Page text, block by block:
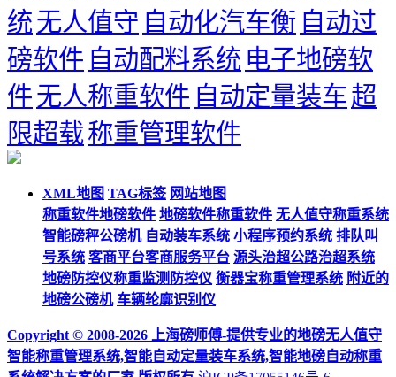
统无人值守 自动化汽车衡 自动过
磅软件 自动配料系统 电子地磅软
件无人称重软件 自动定量装车超
限超载称重管理软件
XML地图 TAG标签 网站地图
称重软件地磅软件 地磅软件称重软件 无人值守称重系统
智能磅秤公磅机 自动装车系统 小程序预约系统 排队叫
号系统 客商平台客商服务平台 源头治超公路治超系统
地磅防控仪称重监测防控仪 衡器宝称重管理系统 附近的
地磅公磅机 车辆轮廓识别仪
Copyright © 2008-2026 上海磅师傅-提供专业的地磅无人值守
智能称重管理系统,智能自动定量装车系统,智能地磅自动称重